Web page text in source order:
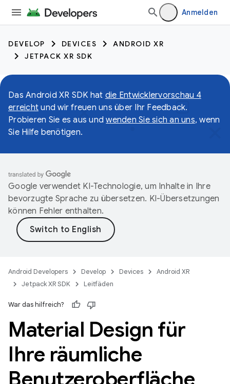
Anmelden
DEVELOP DEVICES
ANDROID XR
JETPACK XR SDK
Das Android XR SDK hat die Entwicklervorschau 4
erreicht und wir freuen uns über Ihr Feedback.
Probieren Sie es aus undwenden Sie sich an uns, wenn
Sie Hilfe benötigen.
Google verwendet KI-Technologie, um Inhalte in Ihre
bevorzugte Sprache zu übersetzen. KI-Übersetzungen
können Fehler enthalten.
Android Developers Develop Devices
Android XR
Jetpack XR SDK
Leitfäden
War das hilfreich?
Material Design für
Ihre räumliche
Benutzeroberfläche